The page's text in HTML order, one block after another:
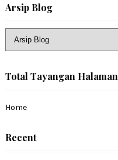
Arsip Blog
Total Tayangan Halaman
Home
Recent